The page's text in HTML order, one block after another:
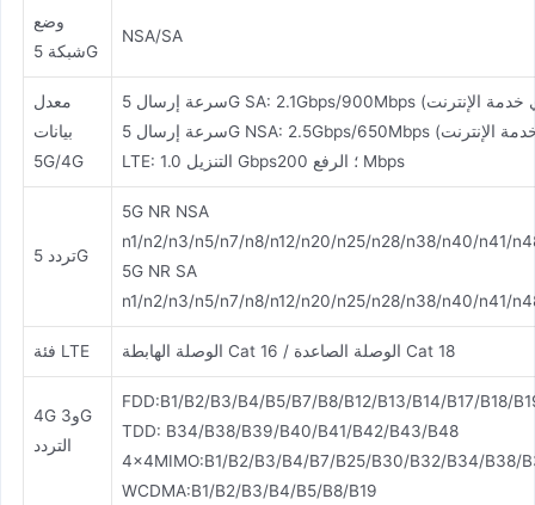
وضع
شبكة 5G
NSA/SA
معدل
بيانات
5G/4G
LTE: التنزيل 1.0 Gbps؛ الرفع 200 Mbps
تردد 5G
5G NR NSA
n1/n2/n3/n5/n7/n8/n12/n20/n25/n28/n38/n40/n41/
5G NR SA
n1/n2/n3/n5/n7/n8/n12/n20/n25/n28/n38/n40/n41/
فئة LTE الوصلة الهابطة Cat 16 / الوصلة الصاعدة Cat 18
4G و3G
التردد
FDD:B1/B2/B3/B4/B5/B7/B8/B12/B13/B14/B17/B18/
TDD: B34/B38/B39/B40/B41/B42/B43/B48
4×4MIMO:B1/B2/B3/B4/B7/B25/B30/B32/B34/B38/
WCDMA:B1/B2/B3/B4/B5/B8/B19